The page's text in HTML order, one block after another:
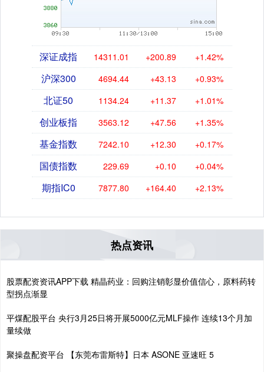
深证成指 14311.01 +200.89 +1.42%
沪深300 4694.44 +43.13 +0.93%
北证50 1134.24 +11.37 +1.01%
创业板指 3563.12 +47.56 +1.35%
基金指数 7242.10 +12.30 +0.17%
国债指数 229.69 +0.10 +0.04%
期指IC0 7877.80 +164.40 +2.13%
热点资讯
股票配资资讯APP下载 精晶药业：回购注销彰显价值信心，原料药转
型拐点渐显
平煤配股平台 央行3月25日将开展5000亿元MLF操作 连续13个月加
量续做
聚操盘配资平台 【东莞布雷斯特】日本 ASONE 亚速旺 5